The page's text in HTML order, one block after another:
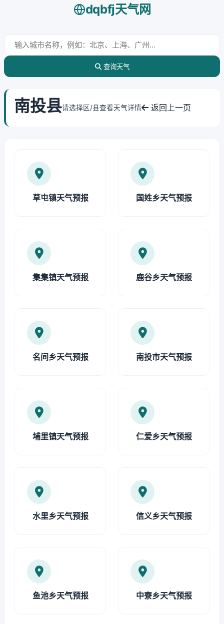
dqbfj天气网
查询天气
南投县请选择区/县查看天气详情 返回上一页
草屯镇天气预报 国姓乡天气预报
集集镇天气预报 鹿谷乡天气预报
名间乡天气预报 南投市天气预报
埔里镇天气预报 仁爱乡天气预报
水里乡天气预报 信义乡天气预报
鱼池乡天气预报 中寮乡天气预报